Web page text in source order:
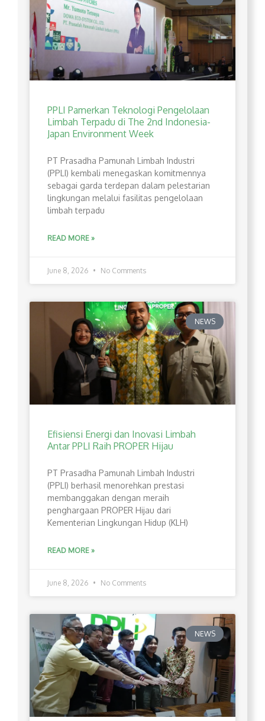
PPLI Pamerkan Teknologi Pengelolaan
Limbah Terpadu di The 2nd Indonesia-
Japan Environment Week
PT Prasadha Pamunah Limbah Industri
(PPLI) kembali menegaskan komitmennya
sebagai garda terdepan dalam pelestarian
lingkungan melalui fasilitas pengelolaan
limbah terpadu
READ MORE »
June 8, 2026 No Comments
NEWS
Efisiensi Energi dan Inovasi Limbah
Antar PPLI Raih PROPER Hijau
PT Prasadha Pamunah Limbah Industri
(PPLI) berhasil menorehkan prestasi
membanggakan dengan meraih
penghargaan PROPER Hijau dari
Kementerian Lingkungan Hidup (KLH)
READ MORE »
June 8, 2026 No Comments
NEWS